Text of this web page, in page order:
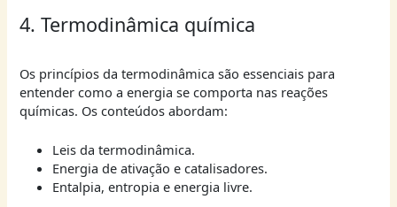
4. Termodinâmica química
Os princípios da termodinâmica são essenciais para
entender como a energia se comporta nas reações
químicas. Os conteúdos abordam:
Leis da termodinâmica.
Energia de ativação e catalisadores.
Entalpia, entropia e energia livre.